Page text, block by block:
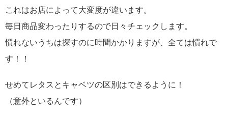
これはお店によって大変度が違います。
毎日商品変わったりするので日々チェックします。
慣れないうちは探すのに時間かかりますが、全ては慣れで
す！！
せめてレタスとキャベツの区別はできるように！
（意外といるんです）